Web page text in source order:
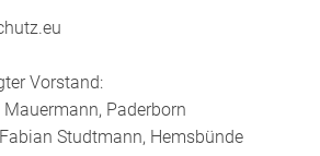
Vorstand:
Paderborn
Studtmann, Hemsbünde